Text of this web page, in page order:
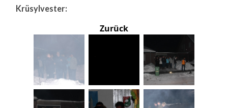
Krüsylvester:
Zurück